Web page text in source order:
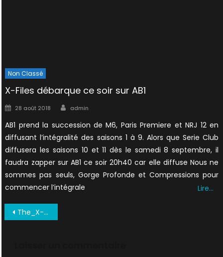
Non Classé
X-Files débarque ce soir sur AB1
Posted
28 août 2018 Author
admin
AB1 prend la succession de M6, Paris Premiere et NRJ 12 en
diffusant l’intégralité des saisons 1 à 9. Alors que Serie Club
diffusera les saisons 10 et 11 dès le samedi 8 septembre, il
faudra zapper sur AB1 ce soir 20h40 car elle diffuse Nous ne
sommes pas seuls, Gorge Profonde et Compressions pour
commencer l’intégrale
Lire…
Navigation
The_X-Files_The_Facts_The_Fantasy_The_Future_1998_0004